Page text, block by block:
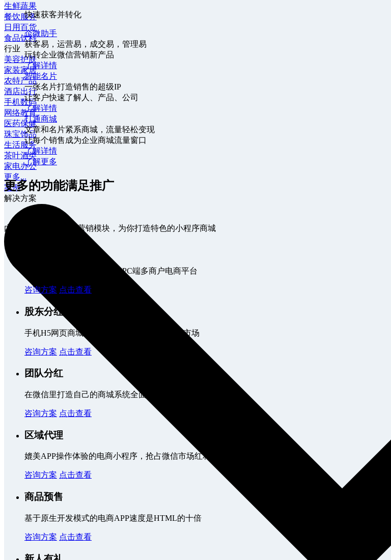
生鲜蔬果
餐饮服务
日用百货
食品饮料
行业
美容护肤
家装家居
农特产品
酒店出行
手机数码
网络教育
医药保健
珠宝饰品
生活服务
茶叶酒类
家电办公
更多...
案例
解决方案
快速获客并转化
企微助手
获客易，运营易，成交易，管理易
玩转企业微信营销新产品
了解详情
智能名片
一张名片打造销售的超级IP
让客户快速了解人、产品、公司
了解详情
打通商城
文章和名片紧系商城，流量轻松变现
让每个销售成为企业商城流量窗口
了解详情
了解更多
更多的功能满足推广
内置专业精美的海量营销模块，为你打造特色的小程序商城
搭建精美大气，功能众多的PC端多商户电商平台
咨询方案 点击查看
股东分红
手机H5网页商城，兼容PC端数据，覆盖移动市场
咨询方案 点击查看
团队分红
在微信里打造自己的商城系统全面玩转微信营销
咨询方案 点击查看
区域代理
媲美APP操作体验的电商小程序，抢占微信市场红利
咨询方案 点击查看
商品预售
基于原生开发模式的电商APP速度是HTML的十倍
咨询方案 点击查看